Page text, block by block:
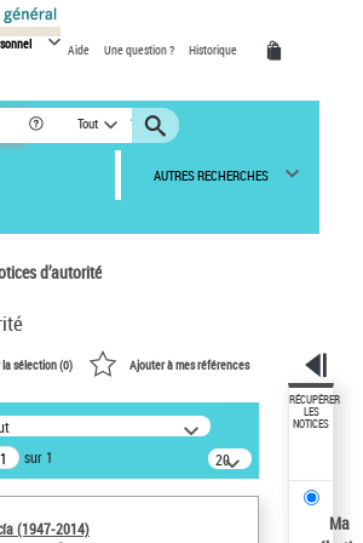
Aide Une question ? Historique
Tout
AUTRES RECHERCHES
d’autorité
dans les
:
(1947-2014)
la sélection (0) Ajouter à mes références
sur 1
20
résultats/page
(1947-2014)
RÉCUPÉRER
LES
NOTICES
Ma